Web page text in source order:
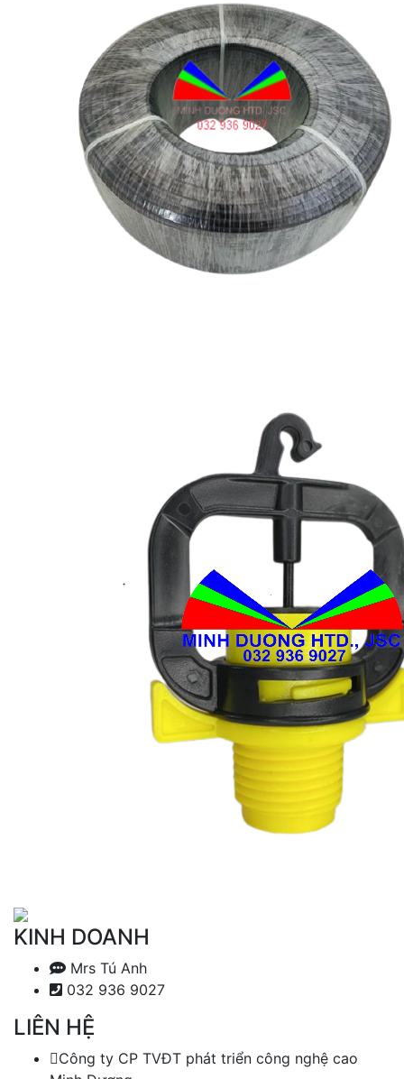
KINH DOANH
Mrs Tú Anh
032 936 9027
LIÊN HỆ
Công ty CP TVĐT phát triển công nghệ cao